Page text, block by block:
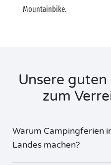
Bas Armagnac einen Umweg, um
flaniert.
Mountainbike.
Unsere
zum
Warum Campingferien
Landes machen?